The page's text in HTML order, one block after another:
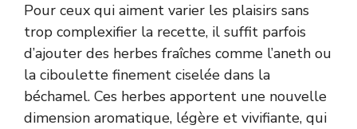
Pour ceux qui aiment varier les plaisirs sans
trop complexifier la recette, il suffit parfois
d’ajouter des herbes fraîches comme l’aneth ou
la ciboulette finement ciselée dans la
béchamel. Ces herbes apportent une nouvelle
dimension aromatique, légère et vivifiante, qui